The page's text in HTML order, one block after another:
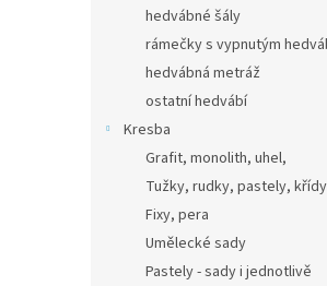
hedvábné šály
rámečky s vypnutým
hedvábná metráž
ostatní hedvábí
Kresba
Grafit, monolith, uhel,
Tužky, rudky, pastely, křídy
Fixy, pera
Umělecké sady
Pastely - sady i jednotlivě